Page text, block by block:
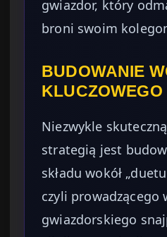
gwiazdor, który
broni swoim
BUDOWANIE
KLUCZOWEGO
Niezwykle
strategią jest
składu wokół
czyli prowadzącego
gwiazdorskiego